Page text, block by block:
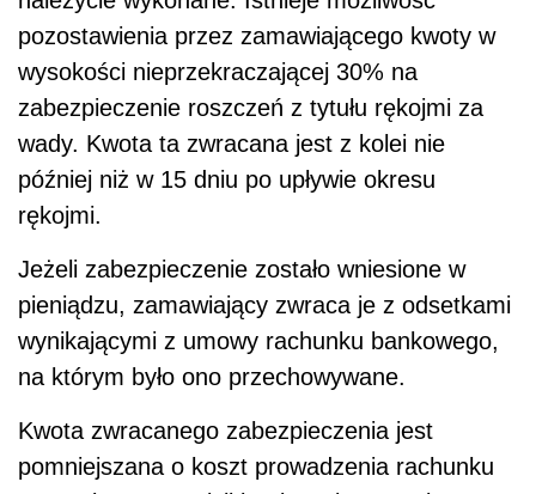
pozostawienia przez zamawiającego kwoty w
wysokości nieprzekraczającej 30% na
zabezpieczenie roszczeń z tytułu rękojmi za
wady. Kwota ta zwracana jest z kolei nie
później niż w 15 dniu po upływie okresu
rękojmi.
Jeżeli zabezpieczenie zostało wniesione w
pieniądzu, zamawiający zwraca je z odsetkami
wynikającymi z umowy rachunku bankowego,
na którym było ono przechowywane.
Kwota zwracanego zabezpieczenia jest
pomniejszana o koszt prowadzenia rachunku